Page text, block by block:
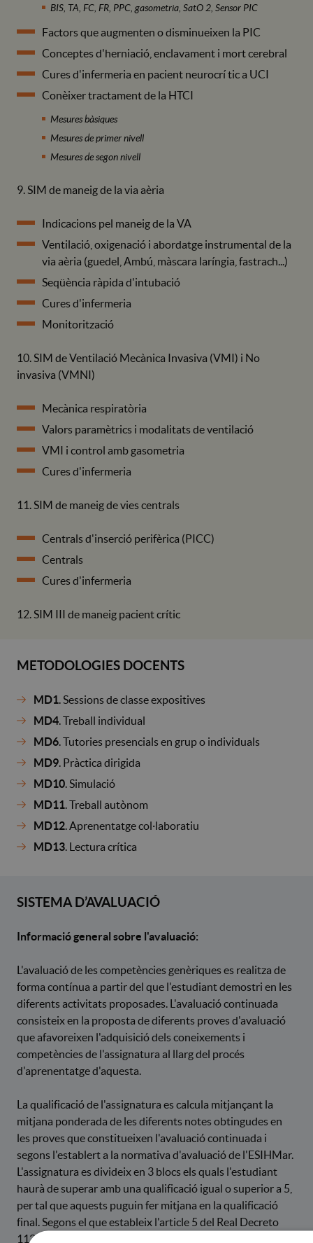
BIS, TA, FC, FR, PPC, gasometria, SatO 2, Sensor PIC
Factors que augmenten o disminueixen la PIC
Conceptes d'herniació, enclavament i mort cerebral
Cures d'infermeria en pacient neurocrí tic a UCI
Conèixer tractament de la HTCI
Mesures bàsiques
Mesures de primer nivell
Mesures de segon nivell
9. SIM de maneig de la via aèria
Indicacions pel maneig de la VA
Ventilació, oxigenació i abordatge instrumental de la
via aèria (guedel, Ambú, màscara laríngia, fastrach...)
Seqüència ràpida d'intubació
Cures d'infermeria
Monitorització
10. SIM de Ventilació Mecànica Invasiva (VMI) i No
invasiva (VMNI)
Mecànica respiratòria
Valors paramètrics i modalitats de ventilació
VMI i control amb gasometria
Cures d'infermeria
11. SIM de maneig de vies centrals
Centrals d'inserció perifèrica (PICC)
Centrals
Cures d'infermeria
12. SIM III de maneig pacient crític
METODOLOGIES DOCENTS
MD1 . Sessions de classe expositives
MD4 . Treball individual
MD6 . Tutories presencials en grup o individuals
MD9 . Pràctica dirigida
MD10 . Simulació
MD11 . Treball autònom
MD12 . Aprenentatge col·laboratiu
MD13 . Lectura crítica
SISTEMA D’AVALUACIÓ
Informació general sobre l'avaluació:
L'avaluació de les competències genèriques es realitza de
forma contínua a partir del que l'estudiant demostri en les
diferents activitats proposades. L'avaluació continuada
consisteix en la proposta de diferents proves d'avaluació
que afavoreixen l'adquisició dels coneixements i
competències de l'assignatura al llarg del procés
d'aprenentatge d'aquesta.
La qualificació de l'assignatura es calcula mitjançant la
mitjana ponderada de les diferents notes obtingudes en
les proves que constitueixen l'avaluació continuada i
segons l'establert a la normativa d'avaluació de l'ESIHMar.
L'assignatura es divideix en 3 blocs els quals l'estudiant
haurà de superar amb una qualificació igual o superior a 5,
per tal que aquests puguin fer mitjana en la qualificació
final. Segons el que estableix l'article 5 del Real Decreto
1125/2003, els resultats obtinguts per l'estudiant es